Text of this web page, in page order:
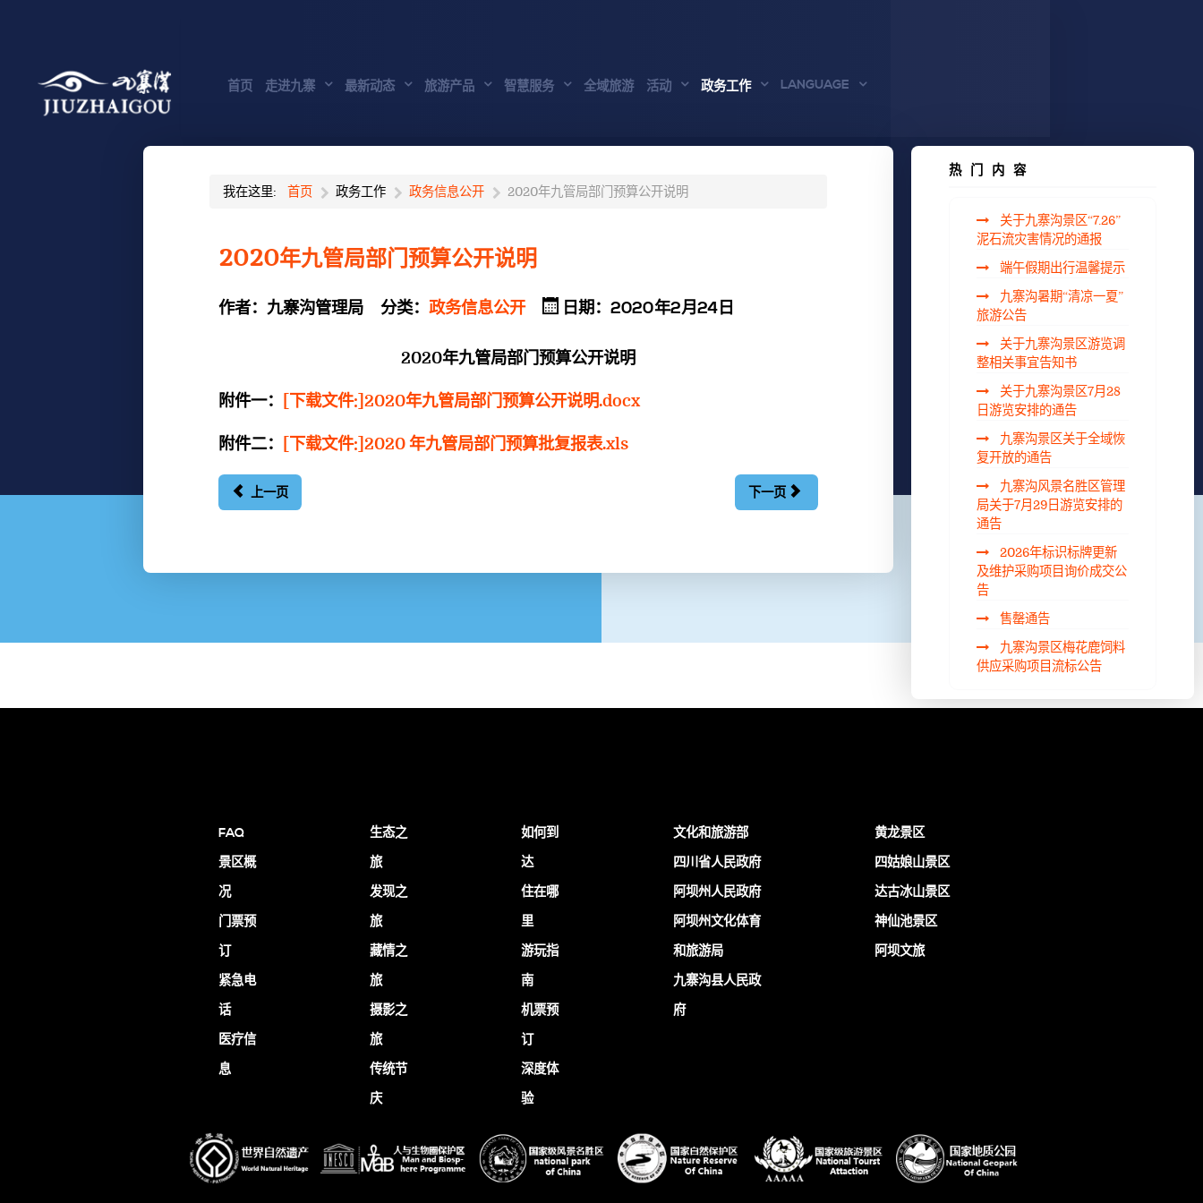
首页 走进九寨 最新动态 旅游产品 智慧服务 全域旅游 活动 政务工作 LANGUAGE
我在这里: 首页 政务工作 政务信息公开 2020年九管局部门预算公开说明
2020年九管局部门预算公开说明
作者： 九寨沟管理局 分类： 政务信息公开 日期：2020年2月24日
2020年九管局部门预算公开说明
附件一： [下载文件:]2020年九管局部门预算公开说明.docx
附件二： [下载文件:]2020 年九管局部门预算批复报表.xls
上一页 下一页
热门内容
关于九寨沟景区“7.26”
泥石流灾害情况的通报
端午假期出行温馨提示
九寨沟暑期“清凉一夏”
旅游公告
关于九寨沟景区游览调
整相关事宜告知书
关于九寨沟景区7月28
日游览安排的通告
九寨沟景区关于全域恢
复开放的通告
九寨沟风景名胜区管理
局关于7月29日游览安排的
通告
2026年标识标牌更新
及维护采购项目询价成交公
告
售罄通告
九寨沟景区梅花鹿饲料
供应采购项目流标公告
FAQ
景区概
况
门票预
订
紧急电
话
医疗信
息
生态之
旅
发现之
旅
藏情之
旅
摄影之
旅
传统节
庆
如何到
达
住在哪
里
游玩指
南
机票预
订
深度体
验
文化和旅游部
四川省人民政府
阿坝州人民政府
阿坝州文化体育
和旅游局
九寨沟县人民政
府
黄龙景区
四姑娘山景区
达古冰山景区
神仙池景区
阿坝文旅